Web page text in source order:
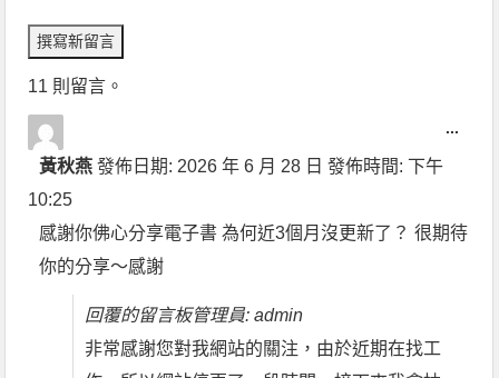
11 則留言。
黃秋燕發佈日期: 2026 年 6 月 28 日 發佈時間: 下午
10:25
感謝你佛心分享電子書 為何近3個月沒更新了？ 很期待
你的分享～感謝
回覆的留言板管理員: admin
非常感謝您對我網站的關注，由於近期在找工
...